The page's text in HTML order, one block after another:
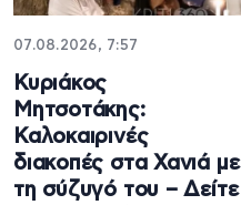
07.08.2026, 7:57
Κυριάκος
Μητσοτάκης:
Καλοκαιρινές
διακοπές στα Χανιά με
τη σύζυγό του – Δείτε